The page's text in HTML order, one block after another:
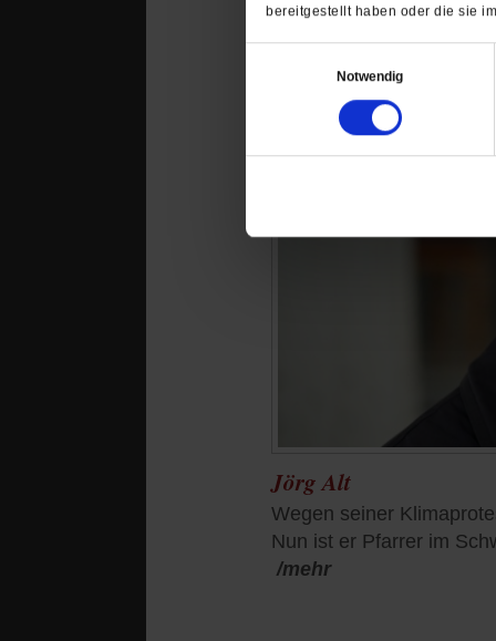
bereitgestellt haben oder die sie
Notwendig
Jörg Alt
Wegen seiner
Nun ist er Pfarrer im
/mehr